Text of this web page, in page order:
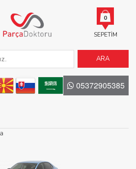
SEPETIM
0
ARA
05372905385